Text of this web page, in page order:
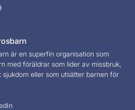
är en superfin organisation som
med föräldrar som lider av missbruk,
sjukdom eller som utsätter barnen för